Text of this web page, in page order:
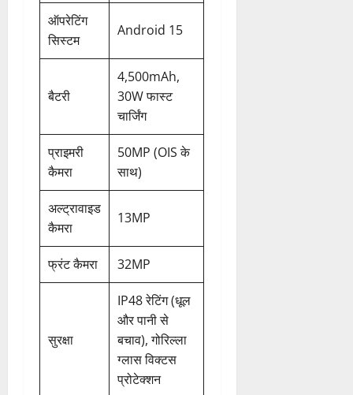
ऑपरेटिंग
सिस्टम
Android 15
बैटरी
4,500mAh,
30W फास्ट
चार्जिंग
प्राइमरी
कैमरा
50MP (OIS के
साथ)
अल्ट्रावाइड
कैमरा
13MP
फ्रंट कैमरा 32MP
सुरक्षा
IP48 रेटिंग (धूल
और पानी से
बचाव), गोरिल्ला
ग्लास विक्टस
प्रोटेक्शन